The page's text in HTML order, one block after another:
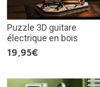
Puzzle 3D guitare
électrique en bois
19,95€